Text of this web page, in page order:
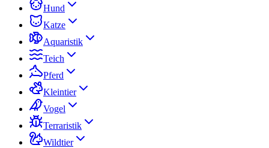
Hund
Katze
Aquaristik
Teich
Pferd
Kleintier
Vogel
Terraristik
Wildtier